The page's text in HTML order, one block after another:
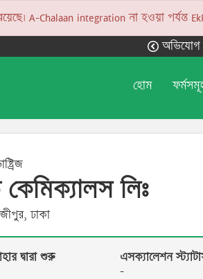
A-Chalaan integration না হওয়া পর্যন্ত
অভিযোগ
হোম
কেমিক্যালস লিঃ
ঢাকা
দ্বারা শুরু
এসক্যালেশন
-